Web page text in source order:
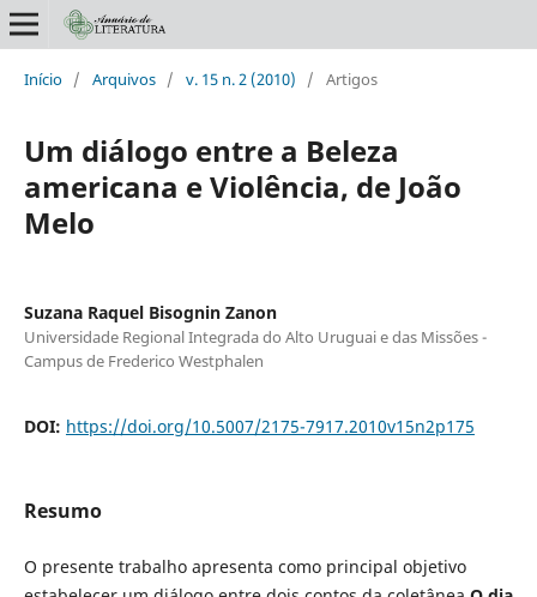
Início / Arquivos / v. 15 n. 2 (2010) / Artigos
Um diálogo entre a Beleza
americana e Violência, de João
Melo
Suzana Raquel Bisognin Zanon
Universidade Regional Integrada do Alto Uruguai e das Missões -
Campus de Frederico Westphalen
DOI: https://doi.org/10.5007/2175-7917.2010v15n2p175
Resumo
O presente trabalho apresenta como principal objetivo